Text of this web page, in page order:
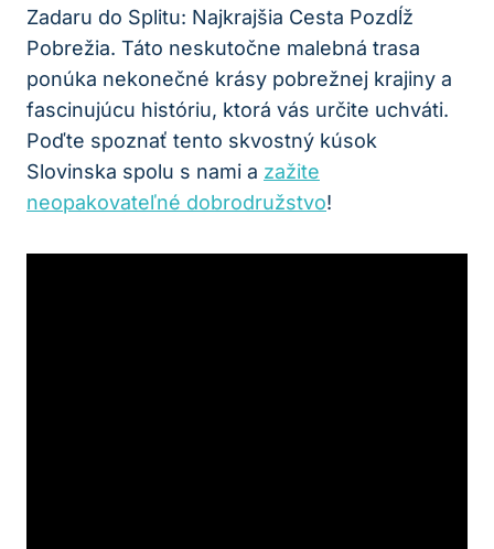
Zadaru do Splitu: Najkrajšia Cesta Pozdĺž
Pobrežia. Táto neskutočne malebná trasa
ponúka nekonečné krásy pobrežnej krajiny a
fascinujúcu históriu, ktorá vás určite uchváti.
Poďte spoznať tento skvostný kúsok
Slovinska spolu s nami a zažite
neopakovateľné dobrodružstvo!